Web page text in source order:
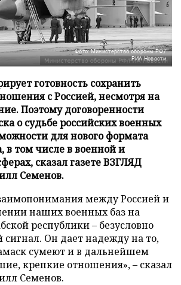
Фото: Министерство обороны РФ/
РИА Новости
готовность сохранить
с Россией, несмотря на
Поэтому договоренности
о судьбе российских военных
для нового формата
в том числе в военной и
сказал газете ВЗГЛЯД
Семенов.
между Россией и
наших военных баз на
республики – безусловно
Он дает надежду на то,
сумеют и в дальнейшем
крепкие отношения», – сказал
Семенов.